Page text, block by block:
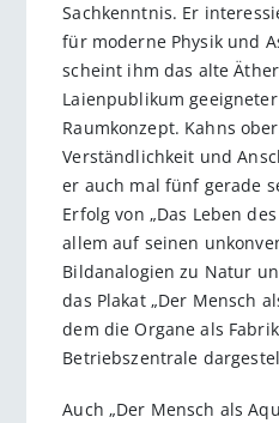
Sachkenntnis. Er
für moderne Physik und
scheint ihm das alte
Laienpublikum
Raumkonzept. Kahns
Verständlichkeit und
er auch mal fünf gerade
Erfolg von „Das Leben
allem auf seinen
Bildanalogien zu Natur
das Plakat „Der Mensch
dem die Organe als
Betriebszentrale
Auch „Der Mensch als